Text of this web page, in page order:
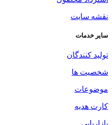
نقشه سایت
سایر خدمات
تولید کنندگان
شخصیت ها
موضوعات
کارت هدیه